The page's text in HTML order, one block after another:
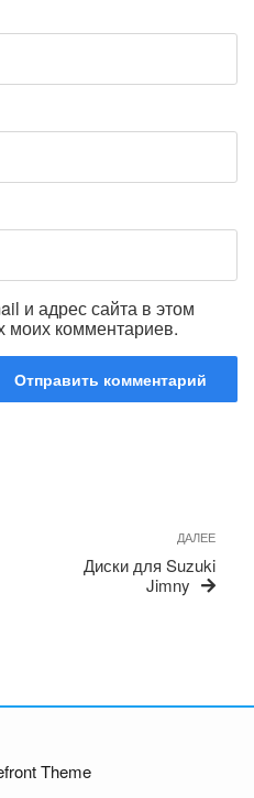
и адрес сайта в этом
моих комментариев.
ДАЛЕЕ
Диски для Suzuki
Jimny
Theme